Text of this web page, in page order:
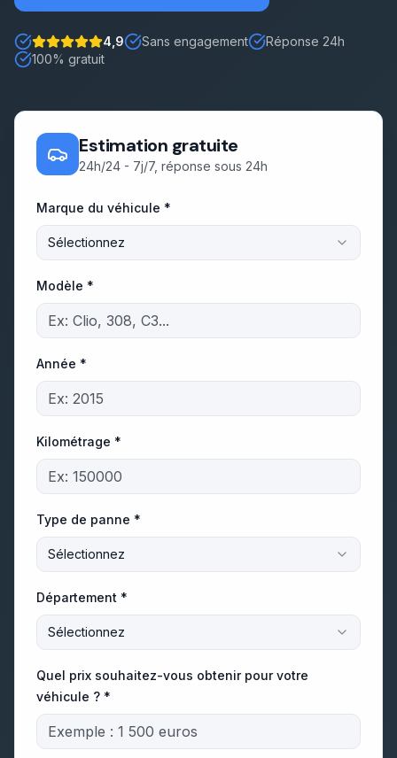
Note : 5 étoiles sur 5
4,9 Sans engagement
Réponse 24h
100% gratuit
Estimation gratuite
24h/24 - 7j/7, réponse sous 24h
Marque du véhicule *
Sélectionnez
Modèle *
Année *
Kilométrage *
Type de panne *
Sélectionnez
Département *
Sélectionnez
Quel prix souhaitez-vous obtenir pour votre
véhicule ? *